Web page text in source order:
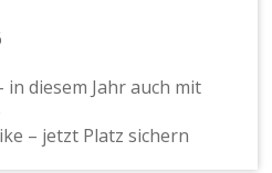
in diesem Jahr auch mit
– jetzt Platz sichern